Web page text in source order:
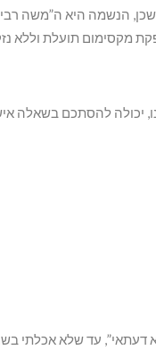
הנשמה היא ה”משה
מקסימום תועלת וללא
יכולה להסתכם בשאלה
דעתאי”, עד שלא אכלתי